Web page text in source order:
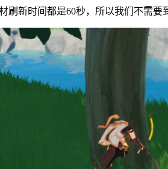
刷新时间都是60秒，所以我们不需